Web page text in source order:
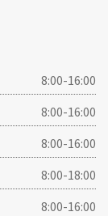
8:00-16:00
8:00-16:00
8:00-16:00
8:00-18:00
8:00-16:00